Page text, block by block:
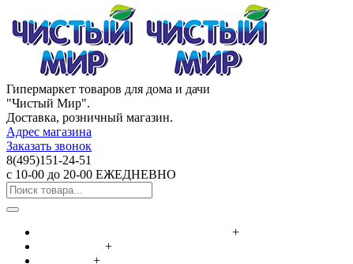
Гипермаркет товаров для дома и дачи
"Чистый Мир".
Доставка, розничный магазин.
Адрес магазина
Заказать звонок
8(495)151-24-51
с 10-00 до 20-00 ЕЖЕДНЕВНО
+
+
+